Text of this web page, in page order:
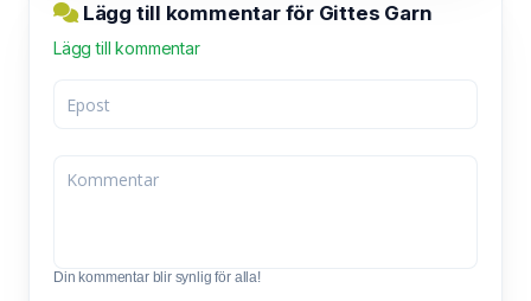
Lägg till kommentar för Gittes Garn
Lägg till kommentar
Din kommentar blir synlig för alla!